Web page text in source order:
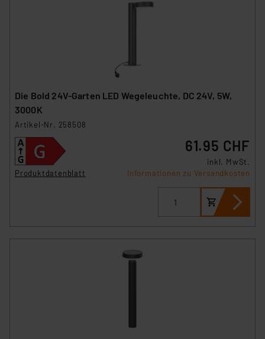
Die Bold 24V-Garten LED Wegeleuchte, DC 24V, 5W,
3000K
Artikel-Nr. 258508
Produktdatenblatt
61.95 CHF
inkl. MwSt.
Informationen zu Versandkosten